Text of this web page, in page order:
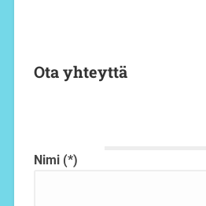
Ota yhteyttä
Nimi (*)